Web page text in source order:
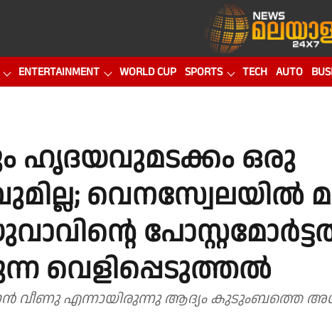
ENTERTAINMENT WORLD CUP SPORTS TECH AUTO
ഹൃദയവുമടക്കം ഒരു
വെനസ്വേലയില്‍
വെളിപ്പെടുത്തല്‍
വീണു എന്നായിരുന്നു ആദ്യം കുടുംബത്തെ